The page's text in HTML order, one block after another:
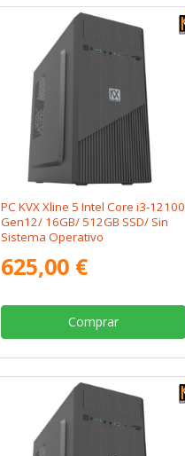
PC KVX Xline 5 Intel Core i3-12100
Gen12/ 16GB/ 512GB SSD/ Sin
Sistema Operativo
625,00 €
Comprar